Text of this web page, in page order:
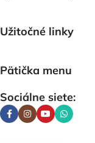
Užitočné linky
Pätička menu
Sociálne siete: